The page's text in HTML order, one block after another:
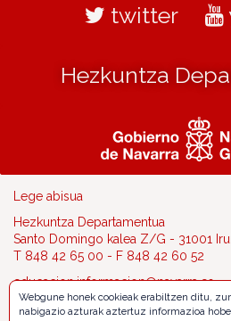
twitter
Hezkuntza
Lege abisua
Hezkuntza Departamentua
Santo Domingo kalea Z/G - 31001
T 848 42 65 00 - F 848 42 60 52
educacion.informacion@navarra.es
Webgune honek cookieak erabiltzen ditu,
nabigazio azturak aztertuz informazioa